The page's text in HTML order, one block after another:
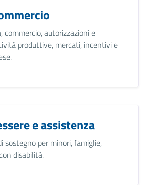
commercio, autorizzazioni e
produttive, mercati, incentivi e
e assistenza
sostegno per minori, famiglie,
disabilità.